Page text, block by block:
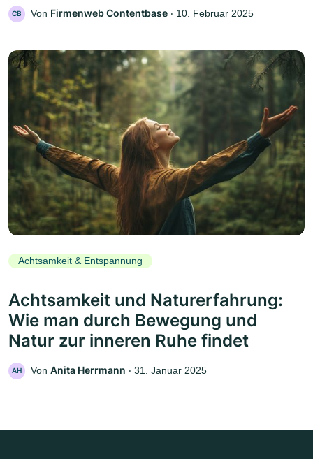
CB Von Firmenweb Contentbase ‧ 10. Februar 2025
Achtsamkeit & Entspannung
Achtsamkeit und Naturerfahrung:
Wie man durch Bewegung und
Natur zur inneren Ruhe findet
AH Von Anita Herrmann ‧ 31. Januar 2025